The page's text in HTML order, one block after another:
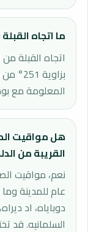
ما اتجاه
اتجاه القبلة
المعلومة مع
هل مواقيت
القريبة من
نعم، مواقيت
عام للمدينة
دوباياه، اد
السلمانيه. قد